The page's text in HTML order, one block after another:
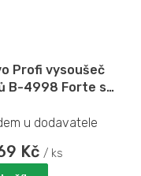
Profi vysoušeč
B-4998 Forte s
u dodavatele
Kč / ks